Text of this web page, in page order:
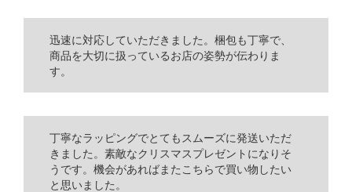
迅速に対応していただきました。梱包も丁寧で、
商品を大切に扱っているお店の姿勢が伝わりま
す。
丁寧なラッピングでとてもスムーズに発送いただ
きました。素敵なクリスマスプレゼントになりそ
うです。機会があればまたこちらで買い物したい
と思いました。